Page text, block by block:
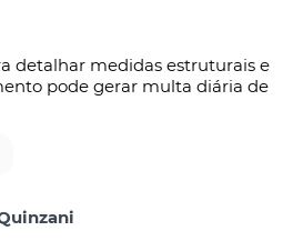
detalhar medidas estruturais e
pode gerar multa diária de